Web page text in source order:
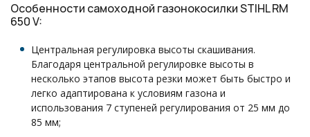
Особенности самоходной газонокосилки STIHL RM
650 V:
Центральная регулировка высоты скашивания.
Благодаря центральной регулировке высоты в
несколько этапов высота резки может быть быстро и
легко адаптирована к условиям газона и
использования 7 ступеней регулирования от 25 мм до
85 мм;